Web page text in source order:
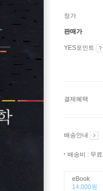
정가
판매가
YES포인트
결제혜택
배송안내
배송비 : 무료
eBook
14,000원